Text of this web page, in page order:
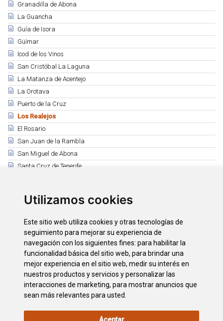
Utilizamos cookies
Este sitio web utiliza cookies y otras tecnologías de
seguimiento para mejorar su experiencia de
navegación con los siguientes fines: para habilitar la
funcionalidad básica del sitio web, para brindar una
mejor experiencia en el sitio web, medir su interés en
nuestros productos y servicios y personalizar las
interacciones de marketing, para mostrar anuncios que
sean más relevantes para usted
Granadilla de Abona
La Guancha
Guía de Isora
Güímar
Icod de los Vinos
San Cristóbal La Laguna
La Matanza de Acentejo
La Orotava
Puerto de la Cruz
Los Realejos
El Rosario
San Juan de la Rambla
San Miguel de Abona
Santa Cruz de Tenerife
El Sauzal
Tacoronte
El Tanque
Tegueste
La Victoria de Acentejo
Vilaflor